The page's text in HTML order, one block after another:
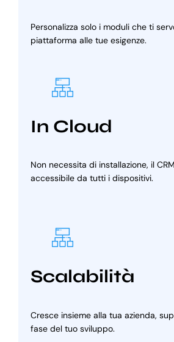
Personalizza solo i moduli che ti
piattaforma alle tue esigenze.
In Cloud
Non necessita di installazione, il
accessibile da tutti i dispositivi.
Scalabilità
Cresce insieme alla tua azienda,
fase del tuo sviluppo.